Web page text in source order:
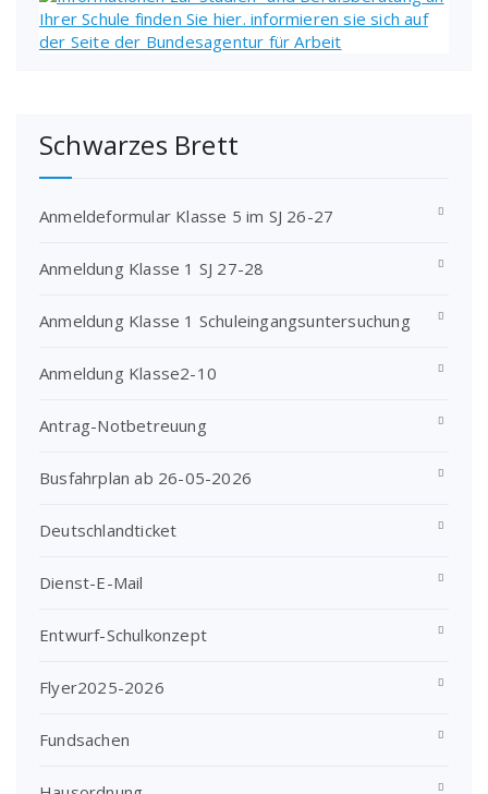
Schwarzes Brett
Anmeldeformular Klasse 5 im SJ 26-27
Anmeldung Klasse 1 SJ 27-28
Anmeldung Klasse 1 Schuleingangsuntersuchung
Anmeldung Klasse2-10
Antrag-Notbetreuung
Busfahrplan ab 26-05-2026
Deutschlandticket
Dienst-E-Mail
Entwurf-Schulkonzept
Flyer2025-2026
Fundsachen